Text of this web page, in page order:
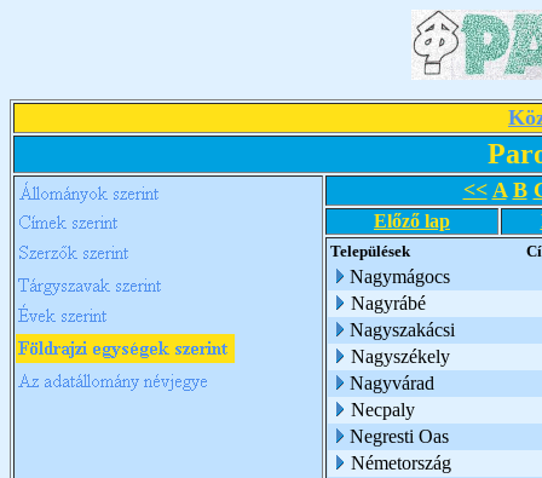
<< A B
Előző lap
Települések
Nagymágocs
Nagyrábé
Nagyszakácsi
Nagyszékely
Nagyvárad
Necpaly
Negresti Oas
Németország